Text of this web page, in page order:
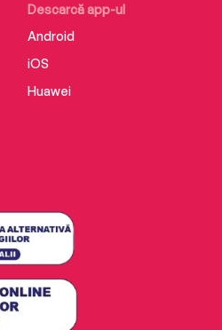
Descarcă app-ul
Android
iOS
Huawei